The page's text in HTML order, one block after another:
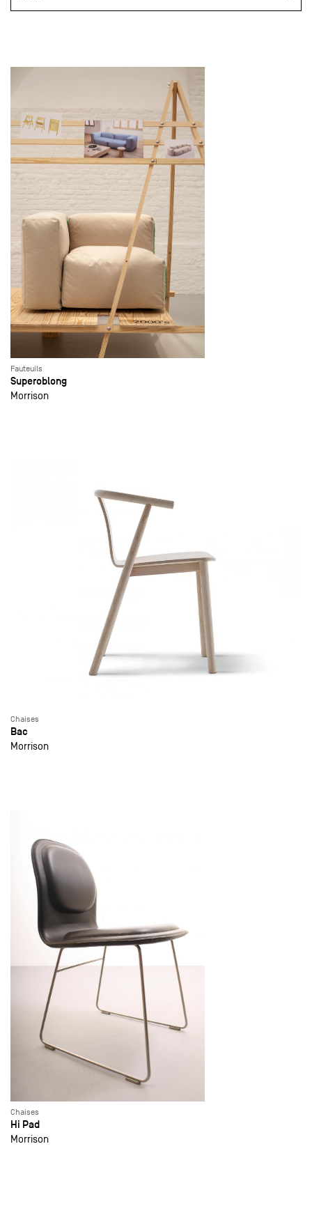
Fauteuils
Superoblong
Morrison
Chaises
Bac
Morrison
Chaises
Hi Pad
Morrison